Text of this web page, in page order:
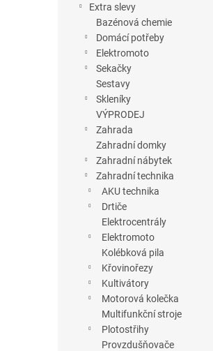
Extra slevy
Bazénová chemie
Domácí potřeby
Elektromoto
Sekačky
Sestavy
Skleníky
VÝPRODEJ
Zahrada
Zahradní domky
Zahradní nábytek
Zahradní technika
AKU technika
Drtiče
Elektrocentrály
Elektromoto
Kolébková pila
Křovinořezy
Kultivátory
Motorová kolečka
Multifunkční stroje
Plotostřihy
Provzdušňovače